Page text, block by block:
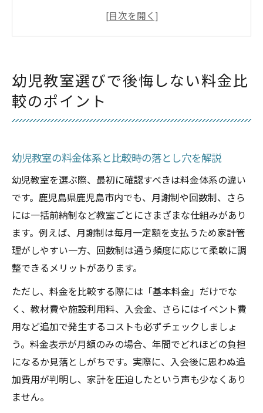
月謝や入会金が異なる幼児教室の費用比較
教材費や追加費用も含めた幼児教室の総額
検証
幼児教室の料金と子どもの年齢別メリット
鹿児島市で通いやすい幼児教室の選び方
幼児教室のアクセスと通いやすさをどう判
断するか
送迎サービスがある幼児教室の通学利便性
を考える
幼児教室の立地と生活圏内で選ぶ際の注意
点
駐車場や交通手段を踏まえた幼児教室選び
の工夫
幼児教室の送迎可否と家庭のスケジュール
調整法
子どもの成長を支える幼児教室の魅力に迫る
幼児教室の教育内容で得られる成長ポイン
幼児教室選びで後悔しない料金比
較のポイント
幼児教室の料金体系と比較時の落とし穴を解説
幼児教室を選ぶ際、最初に確認すべきは料金体系の違い
です。鹿児島県鹿児島市内でも、月謝制や回数制、さら
には一括前納制など教室ごとにさまざまな仕組みがあり
ます。例えば、月謝制は毎月一定額を支払うため家計管
理がしやすい一方、回数制は通う頻度に応じて柔軟に調
整できるメリットがあります。
ただし、料金を比較する際には「基本料金」だけでな
く、教材費や施設利用料、入会金、さらにはイベント費
用など追加で発生するコストも必ずチェックしましょ
う。料金表示が月額のみの場合、年間でどれほどの負担
になるか見落としがちです。実際に、入会後に思わぬ追
加費用が判明し、家計を圧迫したという声も少なくあり
ません。